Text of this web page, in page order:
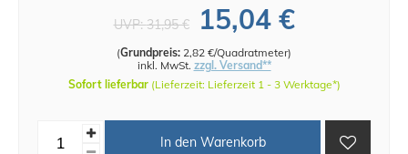
UVP:31,95 € 15,04 €
(Grundpreis: 2,82 €/Quadratmeter)
inkl. MwSt. zzgl. Versand**
Sofort lieferbar (Lieferzeit: Lieferzeit 1 - 3 Werktage*)
In den Warenkorb